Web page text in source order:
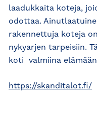
laadukkaita koteja,
odottaa.
rakennettuja koteja
nykyarjen tarpeisiin.
koti  valmiina
https://skanditalot.fi/